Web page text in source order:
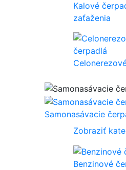
Kalové
zaťaženia
Samonasávacie
Zobraziť
Benzinové